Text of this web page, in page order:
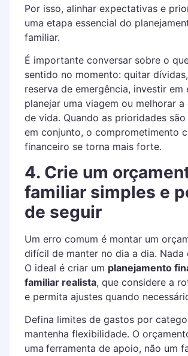
Por isso, alinhar expectativas e
uma etapa essencial do
familiar.
É importante conversar sobre o
sentido no momento: quitar
reserva de emergência, investir em
planejar uma viagem ou melhorar a
de vida. Quando as prioridades
em conjunto, o comprometimento
financeiro se torna mais forte.
4. Crie um
familiar simples e
de seguir
Um erro comum é montar um
difícil de manter no dia a dia. Nada
O ideal é criar um planejamento
familiar realista, que considere a
e permita ajustes quando
Defina limites de gastos por
mantenha flexibilidade. O
uma ferramenta de apoio, não um